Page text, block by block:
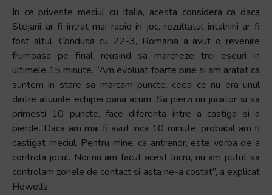
In ce priveste meciul cu Italia, acesta considera ca daca
Stejarii ar fi intrat mai rapid in joc, rezultatul intalnirii ar fi
fost altul. Condusa cu 22-3, Romania a avut o revenire
frumoasa pe final, reusind sa marcheze trei eseuri in
ultimele 15 minute. “Am evoluat foarte bine si am aratat ca
suntem in stare sa marcam puncte, ceea ce nu era unul
dintre atuurile echipei pana acum. Sa pierzi un jucator si sa
primesti 10 puncte, face diferenta intre a castiga si a
pierde. Daca am mai fi avut inca 10 minute, probabil am fi
castigat meciul. Pentru mine, ca antrenor, este vorba de a
controla jocul. Noi nu am facut acest lucru, nu am putut sa
controlam zonele de contact si asta ne-a costat”, a explicat
Howells.